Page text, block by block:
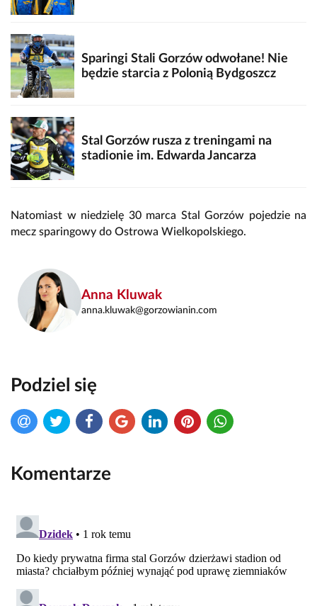
Sparingi Stali Gorzów odwołane! Nie
będzie starcia z Polonią Bydgoszcz
Stal Gorzów rusza z treningami na
stadionie im. Edwarda Jancarza
Natomiast w niedzielę 30 marca Stal Gorzów pojedzie na
mecz sparingowy do Ostrowa Wielkopolskiego.
Anna Kluwak
anna.kluwak@gorzowianin.com
Podziel się
Komentarze